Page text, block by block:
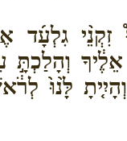
זִקְנֵ֨י גִלְעָ֜ד
וְהָלַכְתָּ֣
לָּ֙נוּ֙